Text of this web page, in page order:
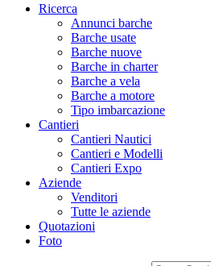
Ricerca
Annunci barche
Barche usate
Barche nuove
Barche in charter
Barche a vela
Barche a motore
Tipo imbarcazione
Cantieri
Cantieri Nautici
Cantieri e Modelli
Cantieri Expo
Aziende
Venditori
Tutte le aziende
Quotazioni
Foto